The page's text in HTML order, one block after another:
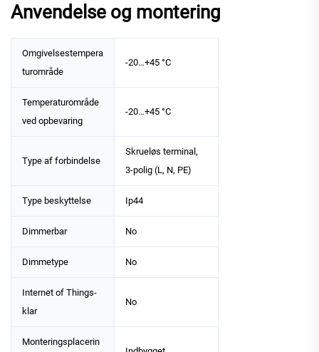
Anvendelse og montering
Omgivelsestempera
turområde
-20…+45 °C
Temperaturområde
ved opbevaring
-20…+45 °C
Type af forbindelse
Skrueløs terminal,
3-polig (L, N, PE)
Type beskyttelse Ip44
Dimmerbar No
Dimmetype No
Internet of Things-
klar
No
Monteringsplacerin